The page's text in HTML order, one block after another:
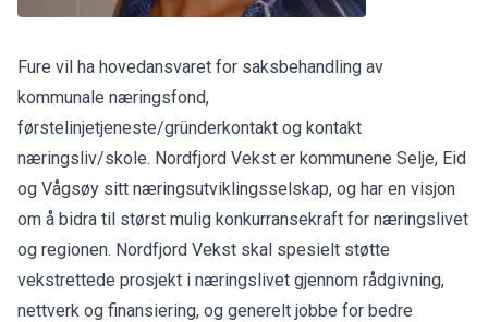
Fure vil ha hovedansvaret for saksbehandling av
kommunale næringsfond,
førstelinjetjeneste/gründerkontakt og kontakt
næringsliv/skole. Nordfjord Vekst er kommunene Selje, Eid
og Vågsøy sitt næringsutviklingsselskap, og har en visjon
om å bidra til størst mulig konkurransekraft for næringslivet
og regionen. Nordfjord Vekst skal spesielt støtte
vekstrettede prosjekt i næringslivet gjennom rådgivning,
nettverk og finansiering, og generelt jobbe for bedre